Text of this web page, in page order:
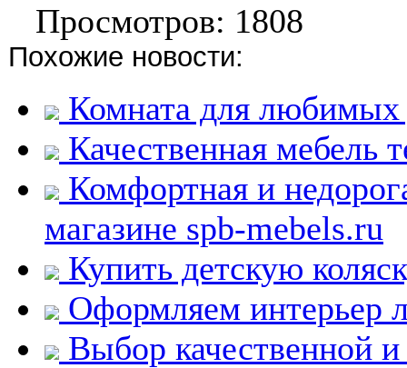
Просмотров: 1808
Похожие новости:
Комната для любимых
Качественная мебель
Комфортная и
магазине spb-mebels.ru
Купить детскую
Оформляем интерьер
Выбор качественной